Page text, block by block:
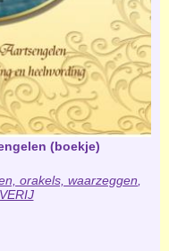
(boekje)
orakels, waarzeggen